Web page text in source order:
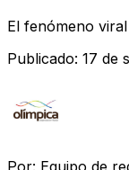
El fenómeno
Publicado: 17 de
Por: Equipo de